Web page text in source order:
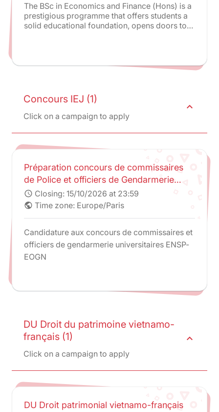
The BSc in Economics and Finance (Hons) is a
prestigious programme that offers students a
solid educational foundation, opens doors to
Panthéon-Assas University. It is an exceptional
finance.
Concours IEJ (1)
Click on a campaign to apply
expand_less
Préparation concours de commissaires
de Police et officiers de Gendarmerie
universitaires - ENSP-AMGN
schedule Closing: 15/10/2026 at 23:59
public Time zone: Europe/Paris
Candidature aux concours de commissaires et
officiers de gendarmerie universitaires ENSP-
EOGN
DU Droit du patrimoine vietnamo-
français (1)
Click on a campaign to apply
expand_less
DU Droit patrimonial vietnamo-français